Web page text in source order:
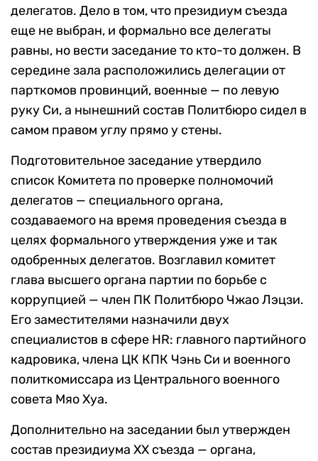
делегатов. Дело в том, что президиум съезда
еще не выбран, и формально все делегаты
равны, но вести заседание то кто-то должен. В
середине зала расположились делегации от
парткомов провинций, военные — по левую
руку Си, а нынешний состав Политбюро сидел в
самом правом углу прямо у стены.
Подготовительное заседание утвердило
список Комитета по проверке полномочий
делегатов — специального органа,
создаваемого на время проведения съезда в
целях формального утверждения уже и так
одобренных делегатов. Возглавил комитет
глава высшего органа партии по борьбе с
коррупцией — член ПК Политбюро Чжао Лэцзи.
Его заместителями назначили двух
специалистов в сфере HR: главного партийного
кадровика, члена ЦК КПК Чэнь Си и военного
политкомиссара из Центрального военного
совета Мяо Хуа.
Дополнительно на заседании был утвержден
состав президиума XX съезда — органа,